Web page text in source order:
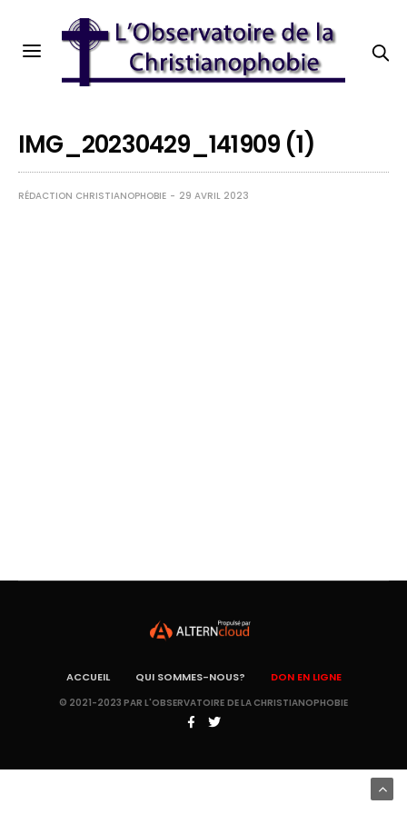
IMG_20230429_141909 (1)
RÉDACTION CHRISTIANOPHOBIE 29 AVRIL 2023
ACCUEIL QUI SOMMES-NOUS? DON EN LIGNE
© 2021-2023 PAR L'OBSERVATOIRE DE LA CHRISTIANOPHOBIE